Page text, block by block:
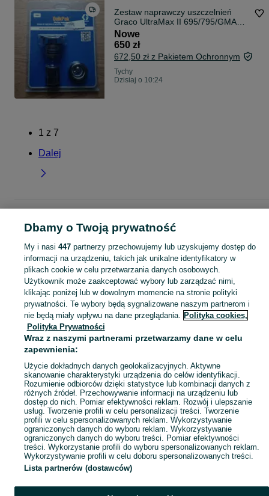
Zestaw naprawczy uszczelnień
Graco UltraMax II 695/795/GMAX
3900
Nowe
650 zł
672,50 zł z Pakietem Ochronnym
Tychy
Dzisiaj o 10:24
1 z 7
Dalej
- Śląskie
Zestawy narzędzi - Tychy
KATEGORIA
Zobacz
Mapa kategorii
Mapa miejscowości
Mapa ministron
Popularne wyszukiwania
Dbamy o Twoją prywatność
My i nasi 447partnerzy przechowujemy lub uzyskujemy dostęp do
informacji na urządzeniu, takich jak unikalne identyfikatory w
plikach cookie w celu przetwarzania danych osobowych.
Użytkownik może zaakceptować wybory lub zarządzać nimi,
klikając poniżej lub w dowolnym momencie na stronie polityki
prywatności. Te wybory będą sygnalizowane naszym partnerom i
nie będą miały wpływu na dane przeglądania. Polityka cookies,
Polityka Prywatności
Wraz z naszymi partnerami przetwarzamy dane w celu
zapewnienia:
Użycie dokładnych danych geolokalizacyjnych. Aktywne
skanowanie charakterystyki urządzenia do celów identyfikacji.
Rozumienie odbiorców dzięki statystyce lub kombinacji danych z
różnych źródeł. Przechowywanie informacji na urządzeniu lub
dostęp do nich. Pomiar efektywności reklam. Rozwój i ulepszanie
usług. Tworzenie profili w celu personalizacji treści. Tworzenie
profili w celu spersonalizowanych reklam. Wykorzystywanie
ograniczonych danych do wyboru reklam. Wykorzystywanie
ograniczonych danych do wyboru treści. Pomiar efektywności
treści. Wykorzystanie profili do wyboru spersonalizowanych reklam.
Wykorzystywanie profili w celu doboru spersonalizowanych treści.
Lista partnerów (dostawców)